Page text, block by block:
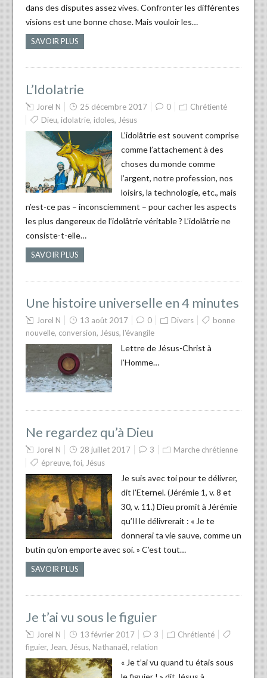
dans des disputes assez vives. Confronter les différentes
visions est une bonne chose. Mais vouloir les…
SAVOIR PLUS
L’Idolatrie
Jorel N 25 décembre 2017 0
Chrétienté
Dieu, idolatrie, idoles, Jésus
L’idolâtrie est souvent comprise
comme l’attachement à des
choses du monde comme
l’argent, notre profession, nos
loisirs, la technologie, etc., mais
n’est-ce pas – inconsciemment – pour cacher les aspects
les plus dangereux de l’idolâtrie véritable ? L’idolâtrie ne
consiste-t-elle…
SAVOIR PLUS
Une histoire universelle en 4 minutes
Jorel N 13 août 2017 0 Divers
bonne
nouvelle, conversion, Jésus, l'évangile
Lettre de Jésus-Christ à
l’Homme…
Ne regardez qu’à Dieu
Jorel N 28 juillet 2017 3
Marche chrétienne
épreuve, foi, Jésus
Je suis avec toi pour te délivrer,
dit l’Eternel. (Jérémie 1, v. 8 et
30, v. 11.) Dieu promit à Jérémie
qu’Il le délivrerait : « Je te
donnerai ta vie sauve, comme un
butin qu’on emporte avec soi. » C’est tout…
SAVOIR PLUS
Je t’ai vu sous le figuier
Jorel N 13 février 2017 3
Chrétienté
figuier, Jean, Jésus, Nathanaël, relation
« Je t’ai vu quand tu étais sous